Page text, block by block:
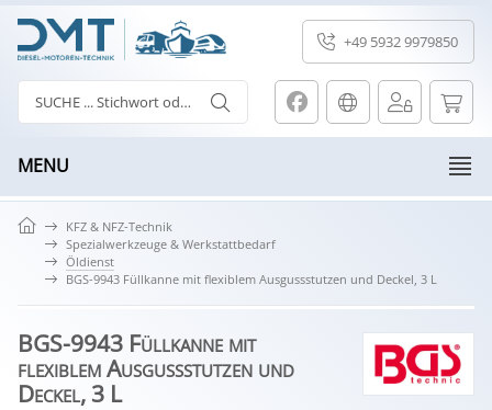
+49 5932 9979850
MENU
KFZ & NFZ-Technik
Spezialwerkzeuge & Werkstattbedarf
Öldienst
BGS-9943 Füllkanne mit flexiblem Ausgussstutzen und Deckel, 3 L
BGS-9943 Füllkanne mit
flexiblem Ausgussstutzen und
Deckel, 3 L